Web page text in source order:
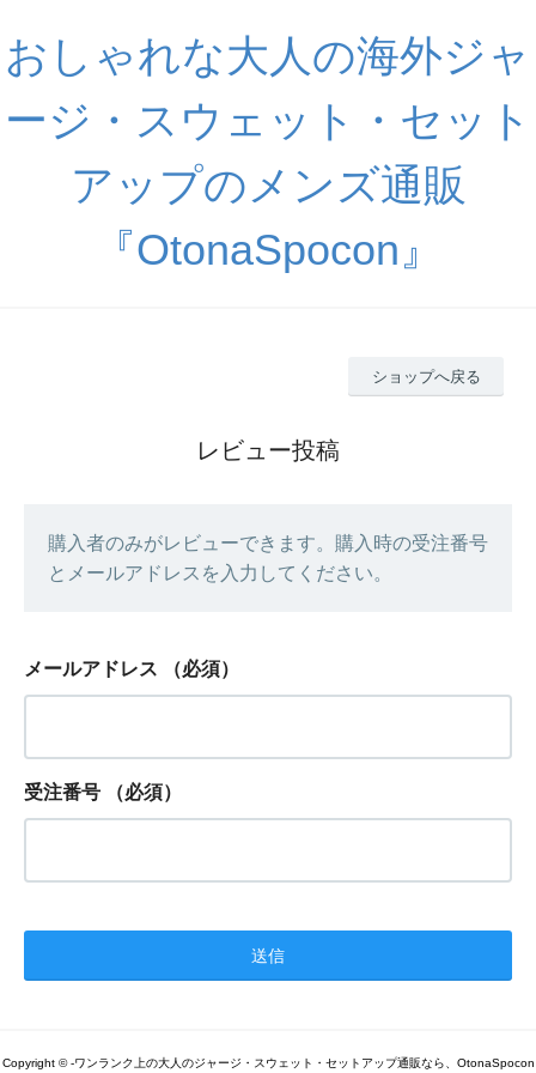
おしゃれな大人の海外ジャ
ージ・スウェット・セット
アップのメンズ通販
『OtonaSpocon』
ショップへ戻る
レビュー投稿
購入者のみがレビューできます。購入時の受注番号
とメールアドレスを入力してください。
メールアドレス （必須）
受注番号 （必須）
Copyright © -ワンランク上の大人のジャージ・スウェット・セットアップ通販なら、OtonaSpocon